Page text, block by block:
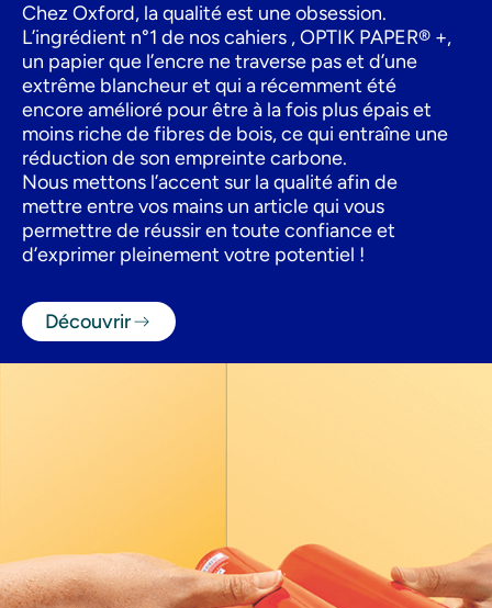
Chez Oxford, la qualité est une obsession.
L’ingrédient n°1 de nos cahiers , OPTIK PAPER® +,
un papier que l’encre ne traverse pas et d’une
extrême blancheur et qui a récemment été
encore amélioré pour être à la fois plus épais et
moins riche de fibres de bois, ce qui entraîne une
réduction de son empreinte carbone.
Nous mettons l’accent sur la qualité afin de
mettre entre vos mains un article qui vous
permettre de réussir en toute confiance et
d’exprimer pleinement votre potentiel !
Découvrir